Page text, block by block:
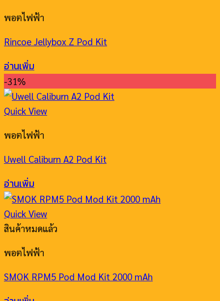
พอตไฟฟ้า
Rincoe Jellybox Z Pod Kit
อ่านเพิ่ม
-31%
Quick View
พอตไฟฟ้า
Uwell Caliburn A2 Pod Kit
อ่านเพิ่ม
Quick View
สินค้าหมดแล้ว
พอตไฟฟ้า
SMOK RPM5 Pod Mod Kit 2000 mAh